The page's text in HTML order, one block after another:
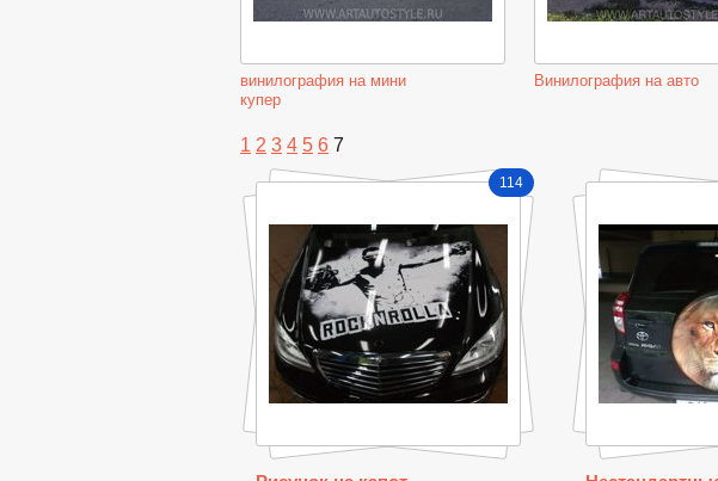
винилография на мини
купер
Винилография на авто
1 2 3 4 5 6 7
114